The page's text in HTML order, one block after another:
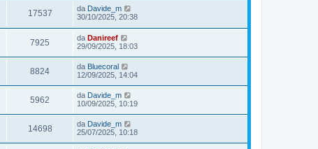
17537 da Davide_m
30/10/2025, 20:38
7925 da Danireef
29/09/2025, 18:03
8824 da Bluecoral
12/09/2025, 14:04
5962 da Davide_m
10/09/2025, 10:19
14698 da Davide_m
25/07/2025, 10:18